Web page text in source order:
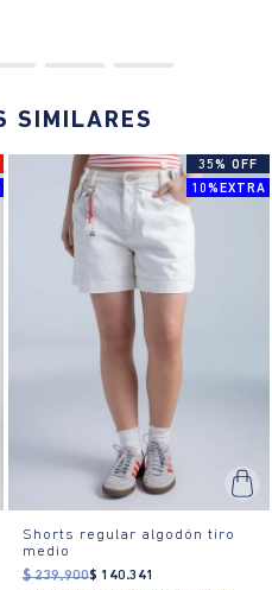
SIMILARES
35% OFF
10%EXTRA
Shorts regular algodón tiro
medio
$ 239.900$ 140.341